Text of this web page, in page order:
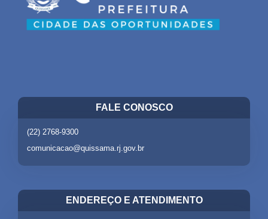
FALE CONOSCO
(22) 2768-9300
comunicacao@quissama.rj.gov.br
ENDEREÇO E ATENDIMENTO